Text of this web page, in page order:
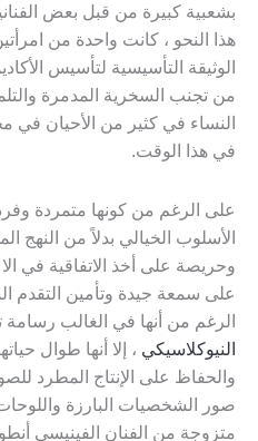
بشعبية كبيرة من قبل بعض
هذا النحو ، كانت واحدة من
الوثيقة التأسيسية لتأسيس
من تجنب السخرية المدمرة
النساء في كثير من الأحيان
في هذا الوقت.
على الرغم من كونها متمردة
الأسلوب الخيالي بدلاً من النهج
وحريصة على أخذ الاتفاقية في
على سمعة جيدة وتأمين التقدم
الرغم من أنها في الغالب رسامة
النيوكلاسيكي ، إلا أنها طوال
والحفاظ على الإنتاج المطرد
صور الشخصيات البارزة واللوحات
متزوجة من الفنان الفينيسي